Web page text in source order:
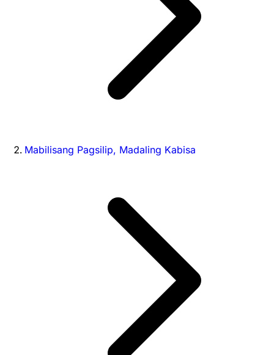
Mabilisang Pagsilip, Madaling Kabisa